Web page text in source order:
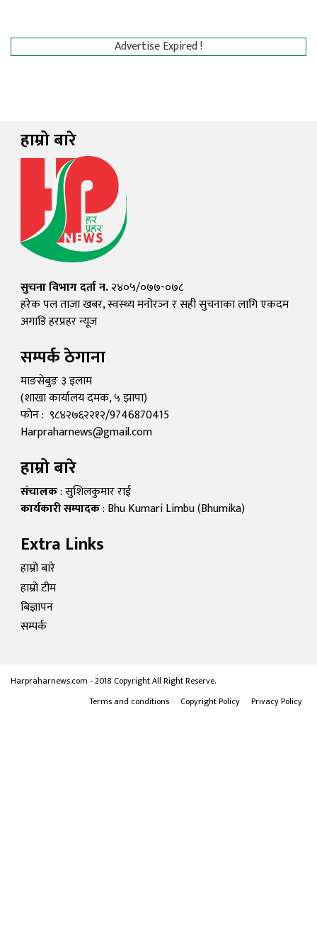
Advertise Expired !
हाम्रो बारे
सुचना विभाग दर्ता न.२४०५/०७७-०७८
हरेक पल ताजा खबर, स्वस्थ्य मनोरञ्न र सही सुचनाका लागि एकदम
अगाडि हरप्रहर न्यूज
सम्पर्क ठेगाना
माङसेबुङ ३ इलाम
(शाखा कार्यालय दमक, ५ झापा)
फोन : ९८४२७६२२१२/9746870415
Harpraharnews@gmail.com
हाम्रो बारे
संचालक: सुशिलकुमार राई
कार्यकारी सम्पादक: Bhu Kumari Limbu (Bhumika)
Extra Links
हाम्रो बारे
हाम्रो टीम
बिज्ञापन
सम्पर्क
Harpraharnews.com - 2018 Copyright All Right Reserve.
Terms and conditions
Copyright Policy Privacy Policy